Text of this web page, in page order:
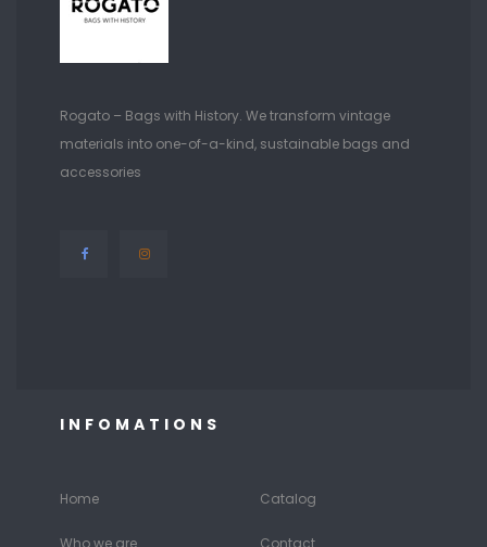
Rogato – Bags with History. We transform vintage
materials into one-of-a-kind, sustainable bags and
accessories
INFOMATIONS
Home Catalog